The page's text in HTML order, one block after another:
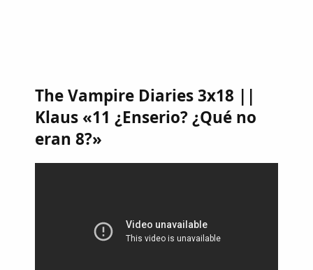
The Vampire Diaries 3x18 ||
Klaus «11 ¿Enserio? ¿Qué no
eran 8?»